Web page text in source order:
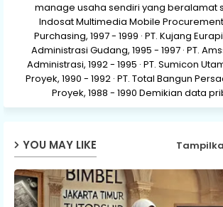
manage usaha sendiri yang beralamat
Indosat Multimedia Mobile
Purchasing, 1997 - 1999 · PT. Kujang
Administrasi Gudang, 1995 - 1997 · PT.
Administrasi, 1992 - 1995 · PT. Sumicon
Proyek, 1990 - 1992 · PT. Total Bangun
Proyek, 1988 - 1990 Demikian data
YOU MAY LIKE